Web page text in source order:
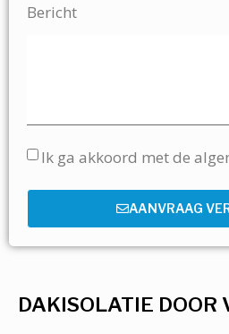
DAKISOLATIE DOOR
Bericht
Ik ga akkoord met de
AANVRAAG